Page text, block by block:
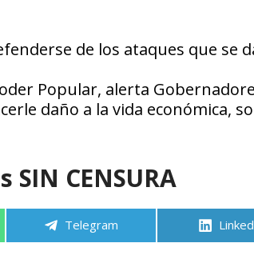
de los ataques que se
Popular, alerta
daño a la vida económica,
CENSURA
Compartir
Telegram